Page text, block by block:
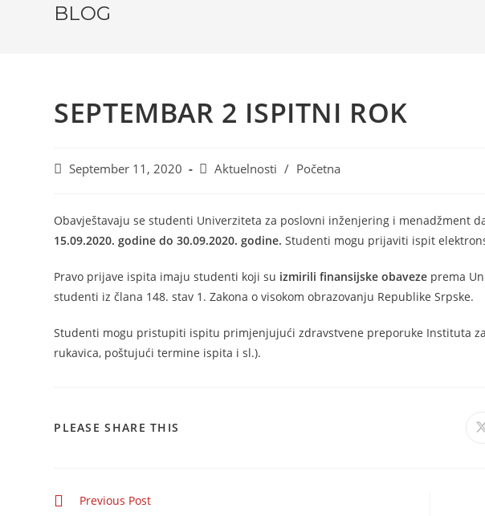
BLOG
SEPTEMBAR 2 ISPITNI ROK
September 11, 2020 Aktuelnosti / Početna
Obavještavaju se studenti Univerziteta za poslovni inženjering i menadžment
15.09.2020. godine do 30.09.2020. godine.Studenti mogu prijaviti ispit
Pravo prijave ispita imaju studenti koji su izmirili finansijske obaveze prema
studenti iz člana 148. stav 1. Zakona o visokom obrazovanju Republike Srpske.
Studenti mogu pristupiti ispitu primjenjujući zdravstvene preporuke Instituta
rukavica, poštujući termine ispita i sl.).
PLEASE SHARE THIS
Previous Post